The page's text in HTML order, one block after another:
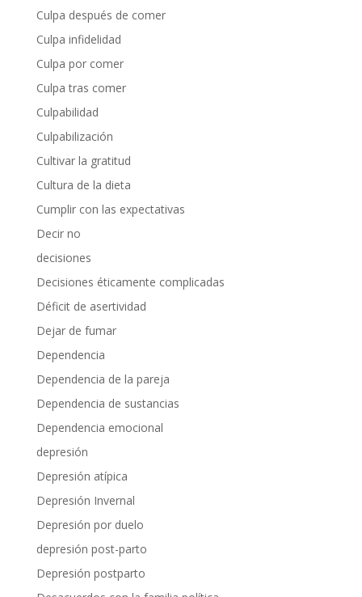
Culpa después de comer
Culpa infidelidad
Culpa por comer
Culpa tras comer
Culpabilidad
Culpabilización
Cultivar la gratitud
Cultura de la dieta
Cumplir con las expectativas
Decir no
decisiones
Decisiones éticamente complicadas
Déficit de asertividad
Dejar de fumar
Dependencia
Dependencia de la pareja
Dependencia de sustancias
Dependencia emocional
depresión
Depresión atípica
Depresión Invernal
Depresión por duelo
depresión post-parto
Depresión postparto